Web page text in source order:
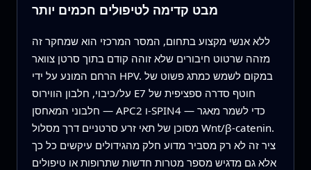
מבט קדימה לטיפולים חכמים יותר
ללא אנשי מקצוע בתחום, המסר המרכזי הוא שמחקר זה
מזהה שרטוט חיבורים שלא זוהה קודם בתוך סרטן צוואר
הרחם המונע על ידי HPV. במקום לשמש כמתג פשוט של
על/כיבוי, חלבון הווירוס E7 חוטף סדרה ספציפית של
חלבוני המאחסן — APC2 ו‑SPIN4 — כדי לשמר מאגר
מסוכן של תאי זרע סרטניים דרך מסלול Wnt/β‑catenin.
ציר זה לא רק מסביר מדוע חלק מהגידולים עיקשים כל כך
אלא גם מדגיש מספר מטרות חדשות שתרופות או טיפולים